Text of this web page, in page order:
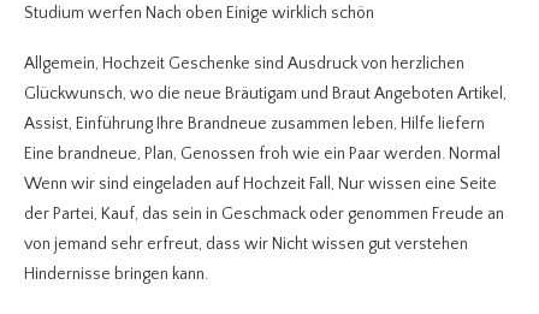
Studium werfen Nach oben Einige wirklich schön
Allgemein, Hochzeit Geschenke sind Ausdruck von herzlichen
Glückwunsch, wo die neue Bräutigam und Braut Angeboten Artikel,
Assist, Einführung Ihre Brandneue zusammen leben, Hilfe liefern
Eine brandneue, Plan, Genossen froh wie ein Paar werden. Normal
Wenn wir sind eingeladen auf Hochzeit Fall, Nur wissen eine Seite
der Partei, Kauf, das sein in Geschmack oder genommen Freude an
von jemand sehr erfreut, dass wir Nicht wissen gut verstehen
Hindernisse bringen kann.